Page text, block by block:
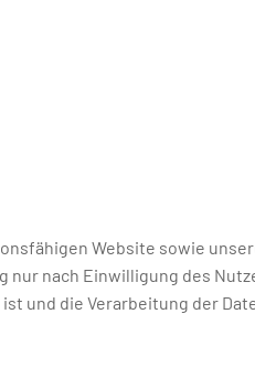
Website sowie
nach Einwilligung des
und die Verarbeitung der